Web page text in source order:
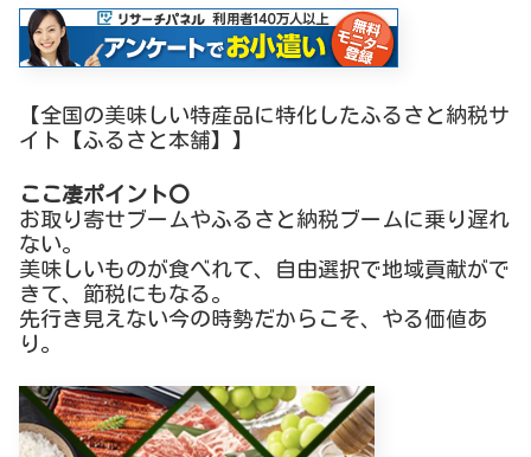
【全国の美味しい特産品に特化したふるさと納税サ
イト【ふるさと本舗】】
ここ凄ポイント〇
お取り寄せブームやふるさと納税ブームに乗り遅れ
ない。
美味しいものが食べれて、自由選択で地域貢献がで
きて、節税にもなる。
先行き見えない今の時勢だからこそ、やる価値あ
り。